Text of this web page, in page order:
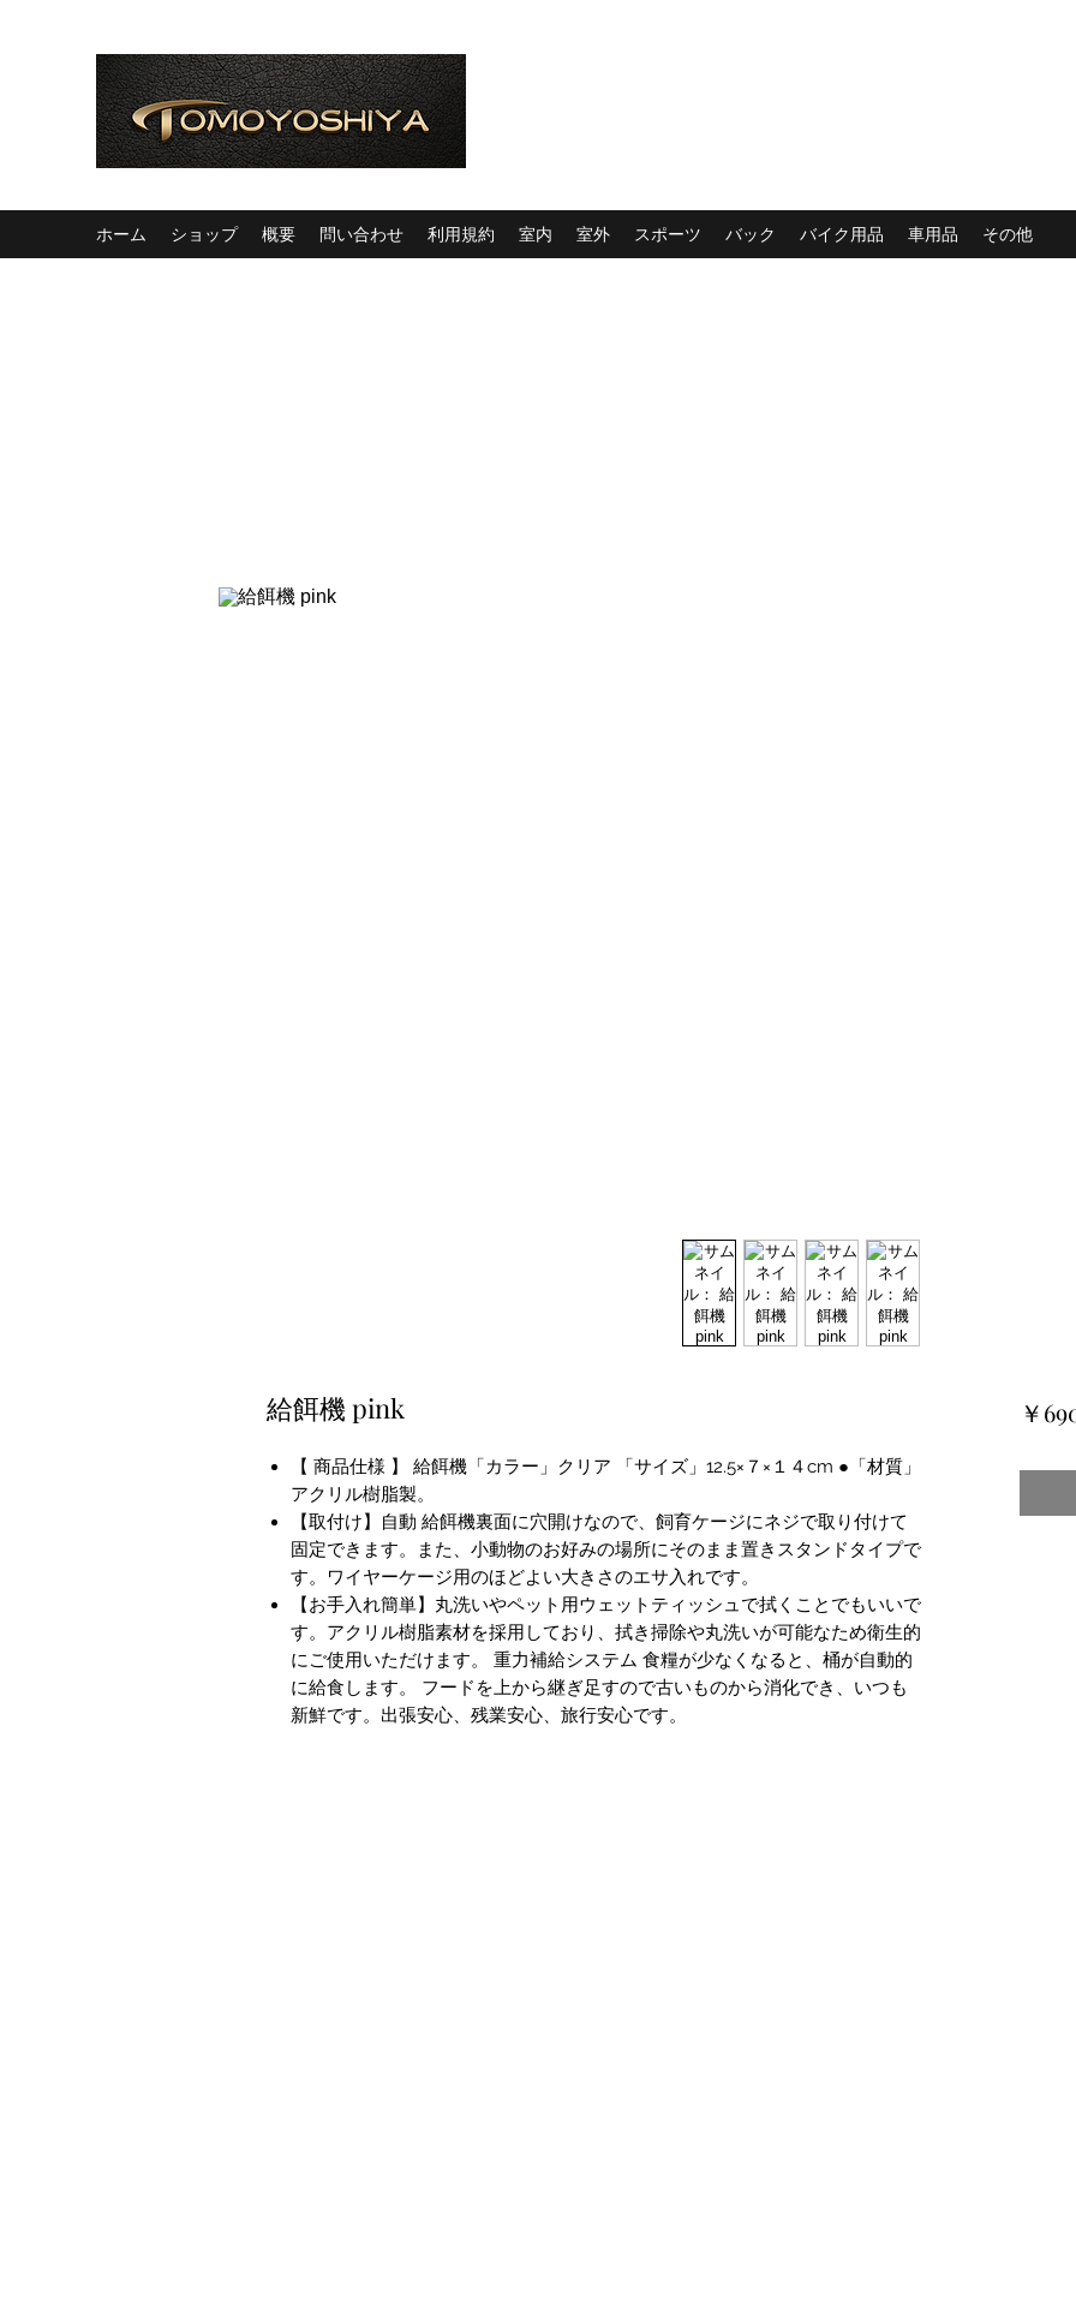
ホーム ショップ 概要 問い合わせ 利用規約 室内 室外 スポーツ バック バイク用品 車用品 その他
給餌機 pink
【 商品仕様 】 給餌機「カラー」クリア 「サイズ」12.5×７×１４cm ●「材質」
アクリル樹脂製。
【取付け】自動 給餌機裏面に穴開けなので、飼育ケージにネジで取り付けて
固定できます。また、小動物のお好みの場所にそのまま置きスタンドタイプで
す。ワイヤーケージ用のほどよい大きさのエサ入れです。
【お手入れ簡単】丸洗いやペット用ウェットティッシュで拭くことでもいいで
す。アクリル樹脂素材を採用しており、拭き掃除や丸洗いが可能なため衛生的
にご使用いただけます。 重力補給システム 食糧が少なくなると、桶が自動的
に給食します。 フードを上から継ぎ足すので古いものから消化でき、いつも
新鮮です。出張安心、残業安心、旅行安心です。
￥